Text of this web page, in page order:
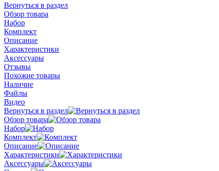
Вернуться в раздел
Обзор товара
Набор
Комплект
Описание
Характеристики
Аксессуары
Отзывы
Похожие товары
Наличие
Файлы
Видео
Вернуться в раздел
Обзор товара
Набор
Комплект
Описание
Характеристики
Аксессуары